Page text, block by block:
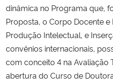
dinâmica no Programa que,
Proposta, o Corpo Docente
Produção Intelectual, e
convênios internacionais,
com conceito 4 na Avaliação
abertura do Curso de